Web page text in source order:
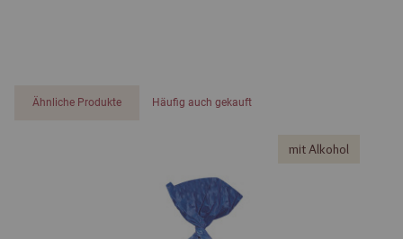
Ähnliche Produkte Häufig auch gekauft
mit Alkohol